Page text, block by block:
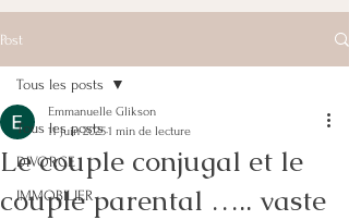
Post
Tous les posts
DIVORCE
IMMOBILIER
Tous les posts
Le couple conjugal et le
couple parental ….. vaste
Emmanuelle Glikson
11 juin 20251 min de lecture